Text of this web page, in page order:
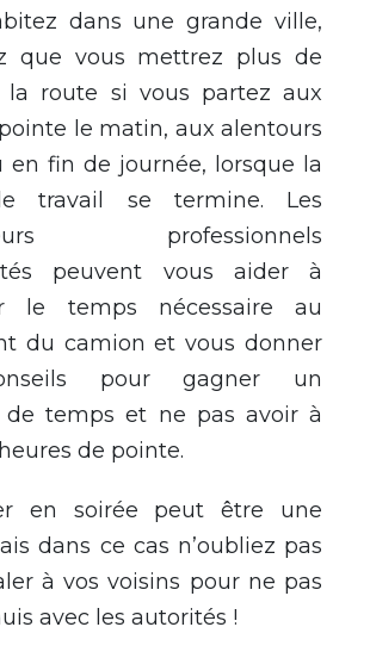
dans une grande ville,
que vous mettrez plus de
la route si vous partez aux
le matin, aux alentours
fin de journée, lorsque la
travail se termine. Les
professionnels
peuvent vous aider à
le temps nécessaire au
du camion et vous donner
pour gagner un
temps et ne pas avoir à
de pointe.
en soirée peut être une
dans ce cas n’oubliez pas
à vos voisins pour ne pas
avec les autorités !